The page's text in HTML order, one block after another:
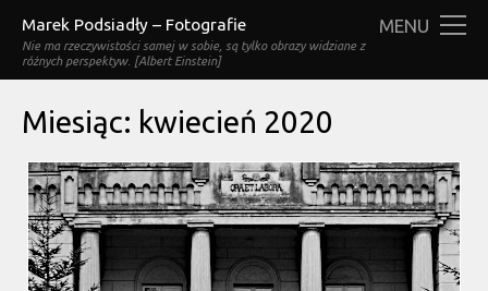
Marek Podsiadły – Fotografie
Nie ma rzeczywistości samej w sobie, są tylko obrazy widziane z
różnych perspektyw. [Albert Einstein]
MENU
Miesiąc: kwiecień 2020